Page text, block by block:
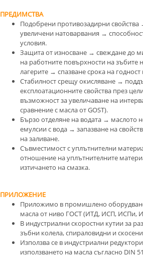
ПРЕДИМСТВА
Подобрени противозадирни
увеличени натоварвания →
условия.
Защита от износване → свеждане до
на работните повърхности на зъбите
лагерите → спазване срока на
Стабилност срещу окисляване →
експлоатационните свойства през
възможност за увеличаване на
сравнение с масла от GOST).
Бързо отделяне на водата → маслото
емулсии с вода → запазване на
на заливане.
Съвместимост с уплътнителни
отношение на уплътнителните
изтичането на смазка.
ПРИЛОЖЕНИЕ
Приложимо в промишлено
масла от ниво ГОСТ (ИТД, ИСП, ИСПи,
В индустриални скоростни кутии за
зъбни колела, спираловидни и
Използва се в индустриални
използването на масла съгласно DIN